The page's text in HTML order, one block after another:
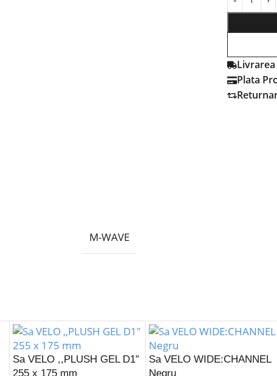
Plata
M-WAVE
Sa VELO ,,PLUSH GEL D1″
255 x 175 mm
Sa VELO WIDE:CHANNEL
Negru